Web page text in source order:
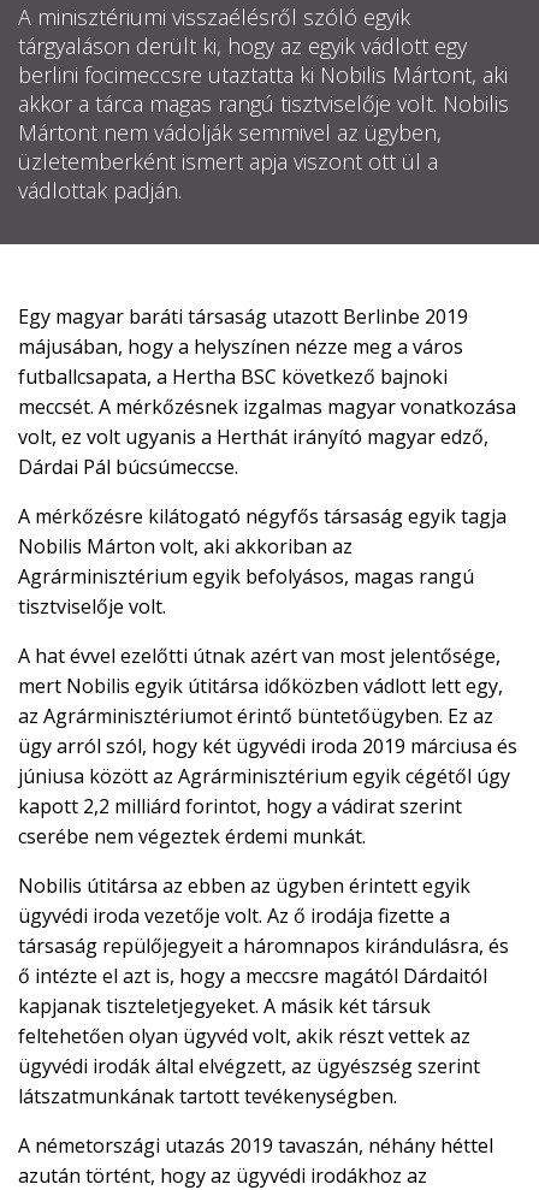

EN

A
KÖRHÖZ!
A minisztériumi visszaélésről szóló egyik
tárgyaláson derült ki, hogy az egyik vádlott egy
berlini focimeccsre utaztatta ki Nobilis Mártont, aki
akkor a tárca magas rangú tisztviselője volt. Nobilis
Mártont nem vádolják semmivel az ügyben,
üzletemberként ismert apja viszont ott ül a
vádlottak padján.
Egy magyar baráti társaság utazott Berlinbe 2019
májusában, hogy a helyszínen nézze meg a város
futballcsapata, a Hertha BSC következő bajnoki
meccsét. A mérkőzésnek izgalmas magyar vonatkozása
volt, ez volt ugyanis a Herthát irányító magyar edző,
Dárdai Pál búcsúmeccse.
A mérkőzésre kilátogató négyfős társaság egyik tagja
Nobilis Márton volt, aki akkoriban az
Agrárminisztérium egyik befolyásos, magas rangú
tisztviselője volt.
A hat évvel ezelőtti útnak azért van most jelentősége,
mert Nobilis egyik útitársa időközben vádlott lett egy,
az Agrárminisztériumot érintő büntetőügyben. Ez az
ügy arról szól, hogy két ügyvédi iroda 2019 márciusa és
júniusa között az Agrárminisztérium egyik cégétől úgy
kapott 2,2 milliárd forintot, hogy a vádirat szerint
cserébe nem végeztek érdemi munkát.
Nobilis útitársa az ebben az ügyben érintett egyik
ügyvédi iroda vezetője volt. Az ő irodája fizette a
társaság repülőjegyeit a háromnapos kirándulásra, és
ő intézte el azt is, hogy a meccsre magától Dárdaitól
kapjanak tiszteletjegyeket. A másik két társuk
feltehetően olyan ügyvéd volt, akik részt vettek az
ügyvédi irodák által elvégzett, az ügyészség szerint
látszatmunkának tartott tevékenységben.
A németországi utazás 2019 tavaszán, néhány héttel
azután történt, hogy az ügyvédi irodákhoz az